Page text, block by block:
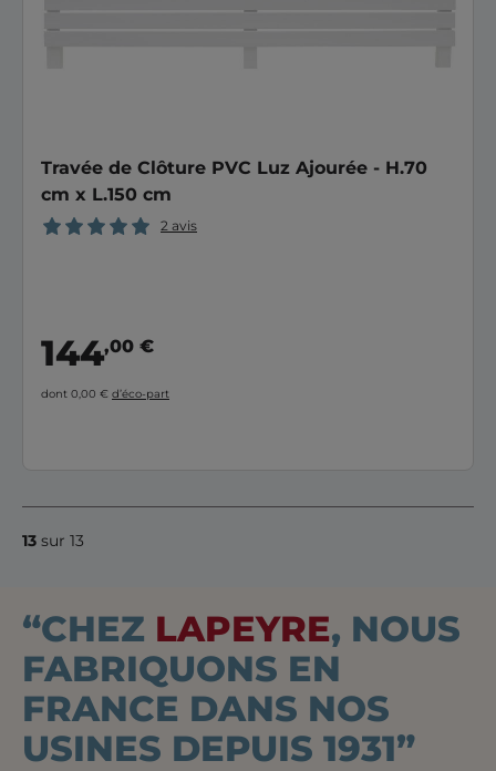
Travée de Clôture PVC Luz Ajourée - H.70
cm x L.150 cm
2 avis
144,00 €
dont 0,00 € d’éco-part
13 sur 13
“CHEZ LAPEYRE, NOUS
FABRIQUONS EN
FRANCE DANS NOS
USINES DEPUIS 1931”